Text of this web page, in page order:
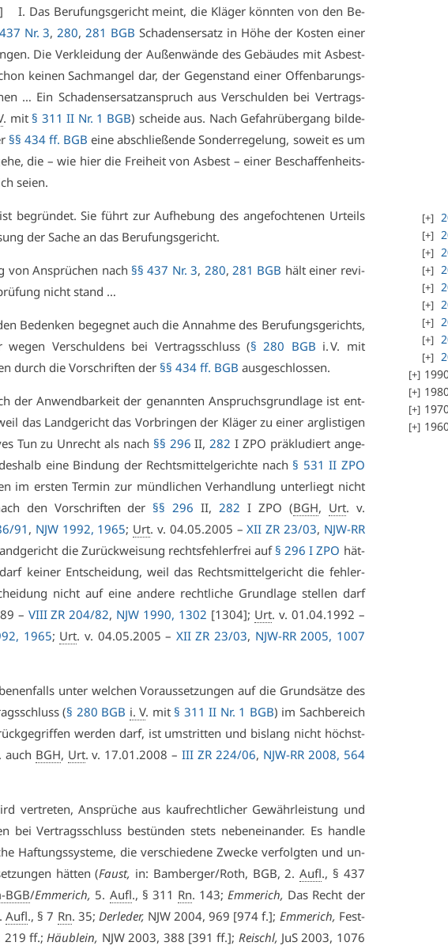
I. Das Be­ru­fungs­ge­richt meint, die Klä­ger könn­ten von den Be­
Nr. 3,280,281 BGB Scha­dens­er­satz in Hö­he der Kos­ten ei­ner
Die Ver­klei­dung der Au­ßen­wän­de des Ge­bäu­des mit As­best­
kei­nen Sach­man­gel dar, der Ge­gen­stand ei­ner Of­fen­ba­rungs­
… Ein Scha­dens­er­satz­an­spruch aus Ver­schul­den bei Ver­trags­
. mit § 311 II Nr. 1 BGB) schei­de aus. Nach Ge­fahr­über­gang bil­de­
§§ 434 ff. BGB ei­ne ab­schlie­ßen­de Son­der­re­ge­lung, so­weit es um
die – wie hier die Frei­heit von As­best – ei­ner Be­schaf­fen­heits­
sei­en.
Sie führt zur Auf­he­bung des an­ge­foch­te­nen Ur­teils
der Sa­che an das Be­ru­fungs­ge­richt.
An­sprü­chen nach §§ 437 Nr. 3, 280,281 BGB hält ei­ner re­vi­
nicht stand …
Be­den­ken be­geg­net auch die An­nah­me des Be­ru­fungs­ge­richts,
we­gen Ver­schul­dens bei Ver­trags­schluss (§ 280 BGB i. V. mit
durch die Vor­schrif­ten der §§ 434 ff. BGB aus­ge­schlos­sen.
der An­wend­bar­keit der ge­nann­ten An­spruchs­grund­la­ge ist ent­
das Land­ge­richt das Vor­brin­gen der Klä­ger zu ei­ner arg­lis­ti­gen
Tun zu Un­recht als nach §§ 296 II,282 I ZPO präk­lu­diert an­ge­
ei­ne Bin­dung der Rechts­mit­tel­ge­rich­te nach § 531 II ZPO
im ers­ten Ter­min zur münd­li­chen Ver­hand­lung un­ter­liegt nicht
den Vor­schrif­ten der §§ 296 II,282 I ZPO (BGH, Urt. v.
91 , NJW 1992, 1965; Urt. v. 04.05.2005 –XII ZR 23/03, NJW-RR
die Zu­rück­wei­sung rechts­feh­ler­frei auf § 296 I ZPO hät­
kei­ner Ent­schei­dung, weil das Rechts­mit­tel­ge­richt die feh­ler­
nicht auf ei­ne an­de­re recht­li­che Grund­la­ge stel­len darf
– VI­II ZR 204/82, NJW 1990, 1302 [1304]; Urt. v. 01.04.1992 –
1965; Urt. v. 04.05.2005 – XII ZR 23/03, NJW-RR 2005, 1007
un­ter wel­chen Vor­aus­set­zun­gen auf die Grund­sät­ze des
(§ 280 BGB i. V. mit § 311 II Nr. 1 BGB) im Sach­be­reich
wer­den darf, ist um­strit­ten und bis­lang nicht höchst­
auch BGH, Urt. v. 17.01.2008 –III ZR 224/06, NJW-RR 2008, 564
ver­tre­ten, An­sprü­che aus kauf­recht­li­cher Ge­währ­leis­tung und
bei Ver­trags­schluss be­stün­den stets ne­ben­ein­an­der. Es hand­le
Haf­tungs­sys­te­me, die ver­schie­de­ne Zwe­cke ver­folg­ten und un­
hät­ten (Faust, in: Bam­ber­ger/Roth, BGB, 2.Aufl., § 437
BGB/Em­me­rich, 5. Aufl., § 311 Rn. 143;Em­me­rich, Das Recht der
Aufl., § 7 Rn. 35; Der­le­der, NJW 2004, 969 [974 f.]; Em­me­rich, Fest­
219 ff.;Häu­b­lein, NJW 2003, 388 [391 ff.]; Reischl, JuS 2003, 1076